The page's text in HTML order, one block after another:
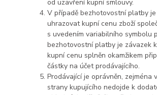
od uzavření kupní smlouvy.
V případě bezhotovostní platby
uhrazovat kupní cenu zboží
s uvedením variabilního symbolu
bezhotovostní platby je závazek
kupní cenu splněn okamžikem
částky na účet prodávajícího.
Prodávající je oprávněn, zejména
strany kupujícího nedojde k